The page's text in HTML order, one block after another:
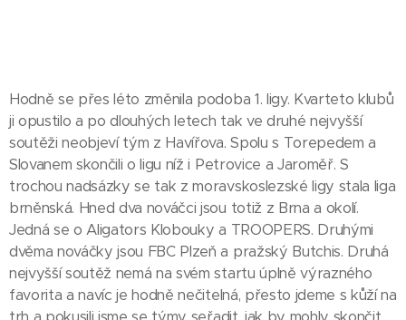
Hodně se přes léto změnila podoba 1. ligy. Kvarteto klubů
ji opustilo a po dlouhých letech tak ve druhé nejvyšší
soutěži neobjeví tým z Havířova. Spolu s Torepedem a
Slovanem skončili o ligu níž i Petrovice a Jaroměř. S
trochou nadsázky se tak z moravskoslezské ligy stala liga
brněnská. Hned dva nováčci jsou totiž z Brna a okolí.
Jedná se o Aligators Klobouky a TROOPERS. Druhými
dvěma nováčky jsou FBC Plzeň a pražský Butchis. Druhá
nejvyšší soutěž nemá na svém startu úplně výrazného
favorita a navíc je hodně nečitelná, přesto jdeme s kůží na